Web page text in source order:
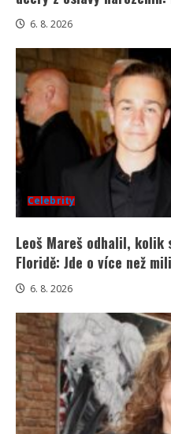
6. 8. 2026
Celebrity
Leoš Mareš odhalil, kolik
Floridě: Jde o více než
6. 8. 2026